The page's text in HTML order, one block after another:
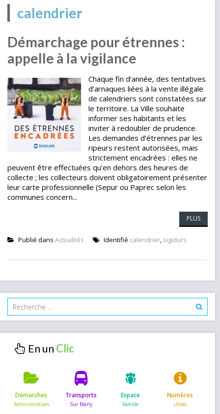
calendrier
Démarchage pour étrennes :
appelle à la vigilance
Chaque fin d’année, des tentatives
d’arnaques liées à la vente illégale
de calendriers sont constatées sur
le territoire. La Ville souhaite
informer ses habitants et les
inviter à redoubler de prudence.
Les demandes d’étrennes par les
ripeurs restent autorisées, mais
strictement encadrées : elles ne
peuvent être effectuées qu’en dehors des heures de
collecte ; les collecteurs doivent obligatoirement présenter
leur carte professionnelle (Sepur ou Paprec selon les
communes concern...
PLUS
Publié dans Actualités Identifié calendrier, sigidurs
En un
Démarches Transports Espace Numéros